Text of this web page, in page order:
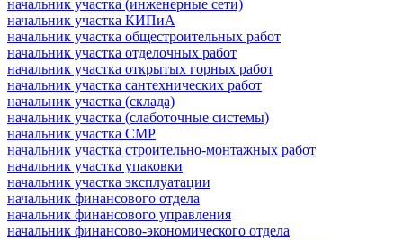
начальник участка (инженерные сети)
начальник участка КИПиА
начальник участка общестроительных работ
начальник участка отделочных работ
начальник участка открытых горных работ
начальник участка сантехнических работ
начальник участка (склада)
начальник участка (слаботочные системы)
начальник участка СМР
начальник участка строительно-монтажных работ
начальник участка упаковки
начальник участка эксплуатации
начальник финансового отдела
начальник финансового управления
начальник финансово-экономического отдела